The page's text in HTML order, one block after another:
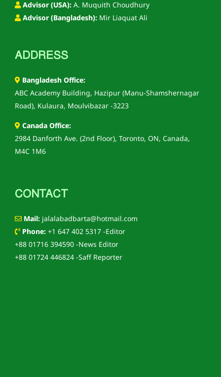
Advisor (USA): A. Muquith Choudhury
Advisor (Bangladesh): Mir Liaquat Ali
ADDRESS
Bangladesh Office:
ABC Academy Building, Hazipur (Manu-Shamshernagar
Road), Kulaura, Moulvibazar -3223
Canada Office:
2984 Danforth Ave. (2nd Floor), Toronto, ON, Canada,
M4C 1M6
CONTACT
Mail: jalalabadbarta@hotmail.com
Phone: +1 647 402 5317 -Editor
+88 01716 394590 -News Editor
+88 01724 446824 -Saff Reporter